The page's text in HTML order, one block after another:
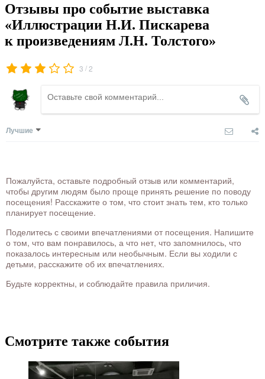
Отзывы про событие выставка
«Иллюстрации Н.И. Пискарева
к произведениям Л.Н. Толстого»
3 /2
Лучшие
Пожалуйста, оставьте подробный отзыв или комментарий,
чтобы другим людям было проще принять решение по поводу
посещения! Расскажите о том, что стоит знать тем, кто только
планирует посещение.
Поделитесь с своими впечатлениями от посещения. Напишите
о том, что вам понравилось, а что нет, что запомнилось, что
показалось интересным или необычным. Если вы ходили с
детьми, расскажите об их впечатлениях.
Будьте корректны, и соблюдайте правила приличия.
Смотрите также события